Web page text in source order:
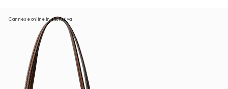
Cannes e online in esclusiva